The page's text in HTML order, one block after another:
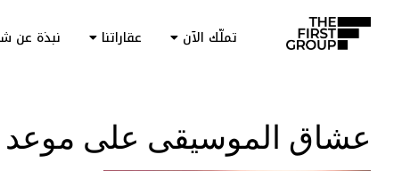
تملّك الآن عقاراتنا نبذة عن
عشاق الموسيقى على موعد